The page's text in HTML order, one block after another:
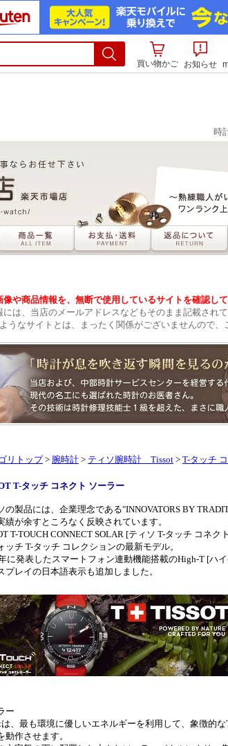
買い物かご
お知らせ
時
像や商品情報を、無断で使用しているサイトを確認して
には、当店のメールアドレスなどもそのまま記載されて
うなサイトとは、まったく関係がございませんので、
リトップ > 腕時計 > ティソ腕時計 Tissot > T-タッチ
T-タッチ コネクト ソーラー
の製品には、企業理念である"INNOVATORS BY
績が余すところなく反映されています。
T-TOUCH CONNECT SOLAR [ティソ T-タッチ コネ
ッチ T-タッチ コレクションの最新モデル。
に発表したスマートフォン連動機能搭載のHigh-T [ハ
プレイの日本語表示も追加しました。
ー
は、最も環境に優しいエネルギーを利用して、象徴的
動作させます。